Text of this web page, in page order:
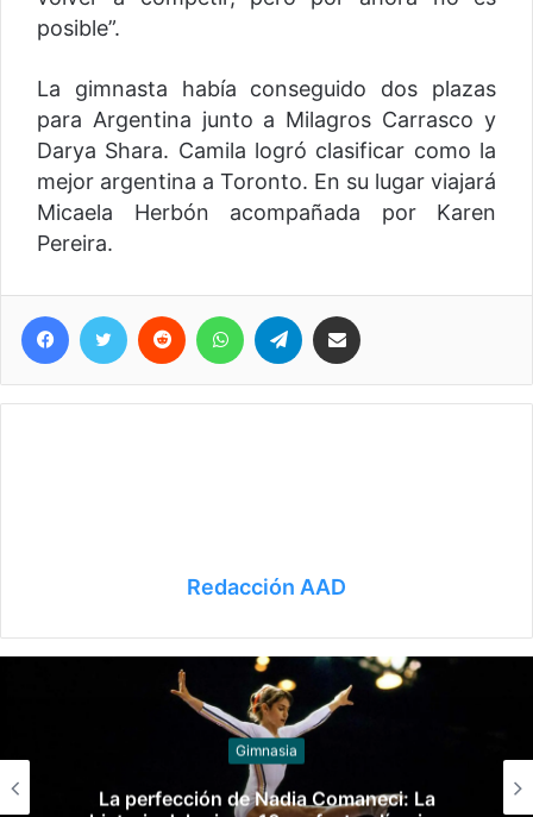
posible”.
La gimnasta había conseguido dos plazas
para Argentina junto a Milagros Carrasco y
Darya Shara. Camila logró clasificar como la
mejor argentina a Toronto. En su lugar viajará
Micaela Herbón acompañada por Karen
Pereira.
Telegram
Redacción AAD
Gimnasia
Federico Molinari fue condenado por
grooming contra una alumna de su